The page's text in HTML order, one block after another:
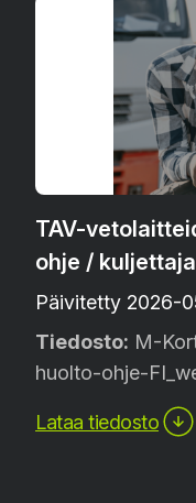
TAV-
ohje /
Päivitetty 2026-
Tiedosto: M-
huolto-ohje-
Lataa tiedosto